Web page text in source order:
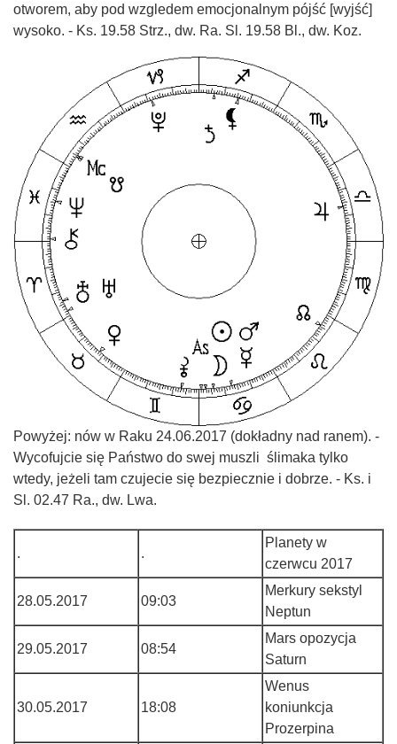
otworem, aby pod wzgledem emocjonalnym pójść [wyjść]
wysoko. - Ks. 19.58 Strz., dw. Ra. Sl. 19.58 Bl., dw. Koz.
Powyżej: nów w Raku 24.06.2017 (dokładny nad ranem). -
Wycofujcie się Państwo do swej muszli ślimaka tylko
wtedy, jeżeli tam czujecie się bezpiecznie i dobrze. - Ks. i
Sl. 02.47 Ra., dw. Lwa.
. .
Planety w
czerwcu 2017
28.05.2017 09:03
Merkury sekstyl
Neptun
29.05.2017 08:54
Mars opozycja
Saturn
30.05.2017 18:08
Wenus
koniunkcja
Prozerpina